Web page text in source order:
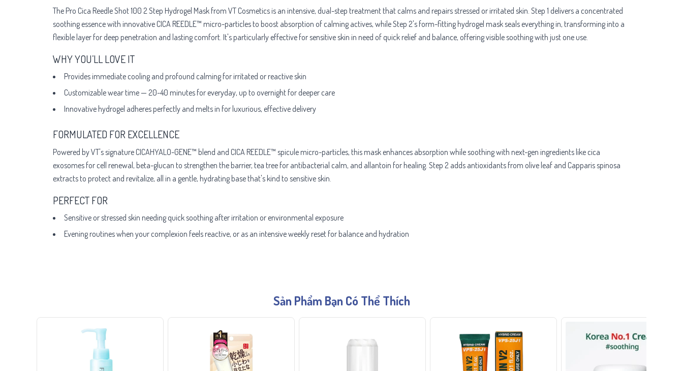
The Pro Cica Reedle Shot 100 2 Step Hydrogel Mask from VT Cosmetics is an intensive, dual-step treatment that calms and repairs stressed or irritated skin. Step 1 delivers a concentrated
soothing essence with innovative CICA REEDLE™ micro-particles to boost absorption of calming actives, while Step 2's form-fitting hydrogel mask seals everything in, transforming into a
flexible layer for deep penetration and lasting comfort. It's particularly effective for sensitive skin in need of quick relief and balance, offering visible soothing with just one use.
WHY YOU’LL LOVE IT
Provides immediate cooling and profound calming for irritated or reactive skin
Customizable wear time — 20-40 minutes for everyday, up to overnight for deeper care
Innovative hydrogel adheres perfectly and melts in for luxurious, effective delivery
FORMULATED FOR EXCELLENCE
Powered by VT's signature CICAHYALO-GENE™ blend and CICA REEDLE™ spicule micro-particles, this mask enhances absorption while soothing with next-gen ingredients like cica
exosomes for cell renewal, beta-glucan to strengthen the barrier, tea tree for antibacterial calm, and allantoin for healing. Step 2 adds antioxidants from olive leaf and Capparis spinosa
extracts to protect and revitalize, all in a gentle, hydrating base that's kind to sensitive skin.
PERFECT FOR
Sensitive or stressed skin needing quick soothing after irritation or environmental exposure
Evening routines when your complexion feels reactive, or as an intensive weekly reset for balance and hydration
Sản Phẩm Bạn Có Thể Thích